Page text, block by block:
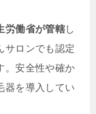
労働省が管轄し
サロンでも認定
。安全性や確か
器を導入してい